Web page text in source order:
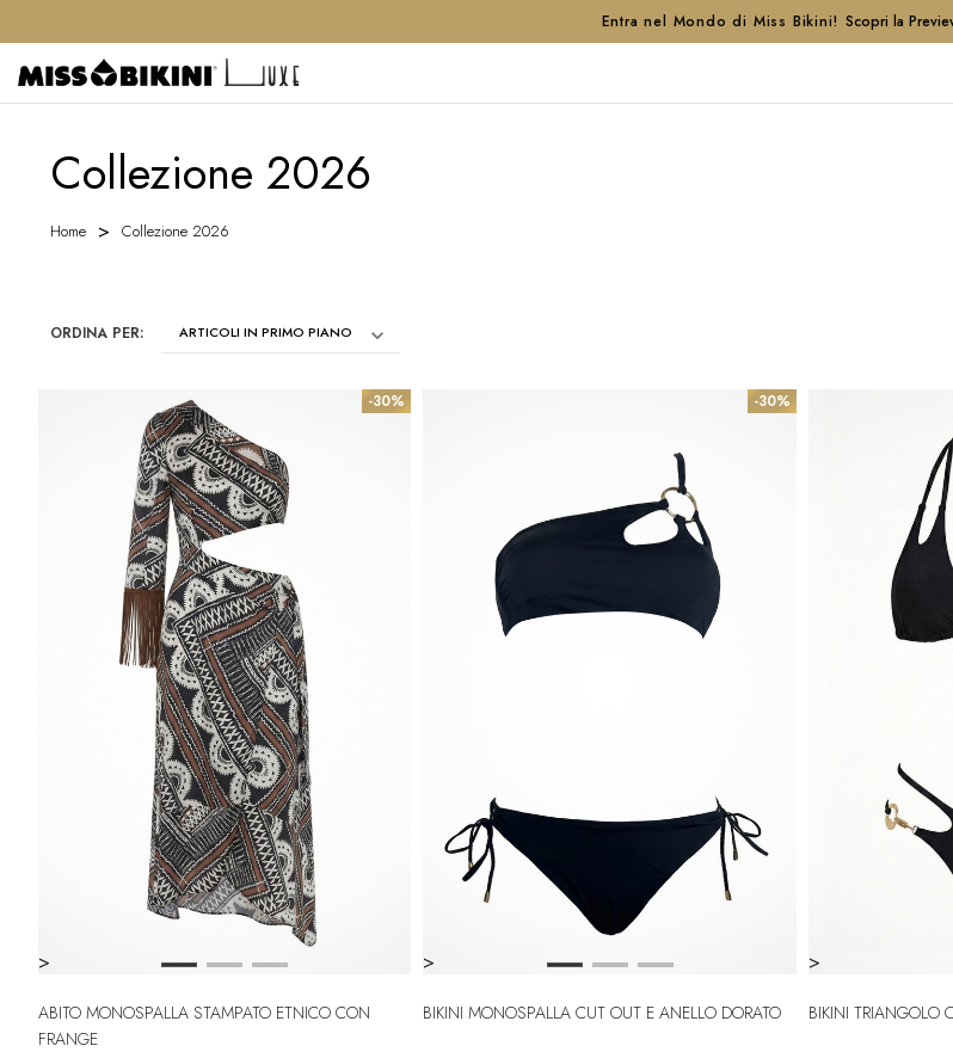
Entra nel Mondo di Miss Bikini! Scopri la
Collezione 2026
Home Collezione 2026
ORDINA PER:
-30%
>
ABITO MONOSPALLA STAMPATO ETNICO CON
FRANGE
-30%
>
BIKINI MONOSPALLA CUT OUT E ANELLO DORATO
>
BIKINI